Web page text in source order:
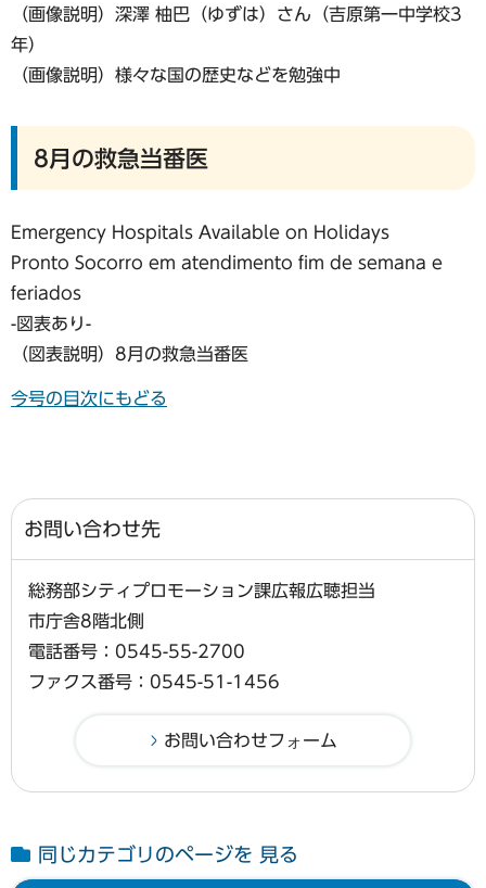
（画像説明）深澤 柚巴（ゆずは）さん（吉原第一中学校3
年）
（画像説明）様々な国の歴史などを勉強中
8月の救急当番医
Emergency Hospitals Available on Holidays
Pronto Socorro em atendimento fim de semana e
feriados
-図表あり-
（図表説明）8月の救急当番医
今号の目次にもどる
お問い合わせ先
総務部シティプロモーション課広報広聴担当
市庁舎8階北側
電話番号：0545-55-2700
ファクス番号：0545-51-1456
同じカテゴリのページを 見る